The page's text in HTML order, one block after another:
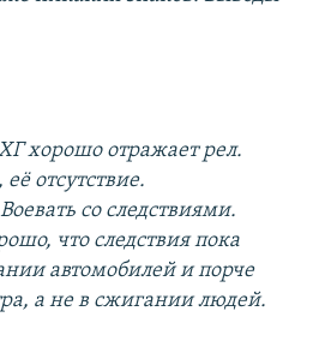
хорошо отражает рел.
отсутствие.
со следствиями.
что следствия пока
автомобилей и порче
а не в сжигании людей.